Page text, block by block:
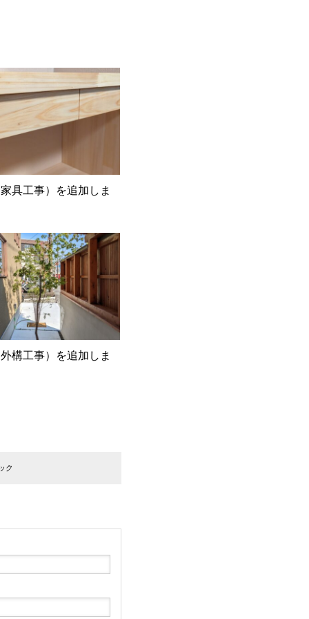
具工事）を追加しま
構工事）を追加しま
ク